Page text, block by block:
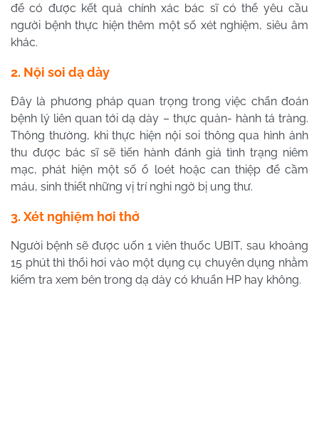
để có được kết quả chính xác bác sĩ có thể yêu cầu
người bệnh thực hiện thêm một số xét nghiệm, siêu âm
khác.
2. Nội soi dạ dày
Đây là phương pháp quan trọng trong việc chẩn đoán
bệnh lý liên quan tới dạ dày – thực quản- hành tá tràng.
Thông thường, khi thực hiện nội soi thông qua hình ảnh
thu được bác sĩ sẽ tiến hành đánh giá tình trạng niêm
mạc, phát hiện một số ổ loét hoặc can thiệp để cầm
máu, sinh thiết những vị trí nghi ngờ bị ung thư.
3. Xét nghiệm hơi thở
Người bệnh sẽ được uốn 1 viên thuốc UBIT, sau khoảng
15 phút thì thổi hơi vào một dụng cụ chuyên dụng nhằm
kiểm tra xem bên trong dạ dày có khuẩn HP hay không.